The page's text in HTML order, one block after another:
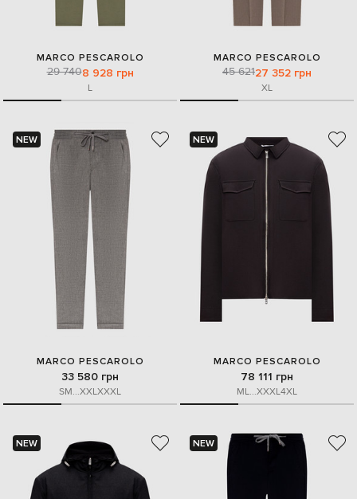
MARCO PESCAROLO
29 7408 928 грн
L
MARCO PESCAROLO
45 62127 352 грн
XL
NEW
MARCO PESCAROLO
33 580 грн
SM...XXLXXXL
NEW
MARCO PESCAROLO
78 111 грн
ML...XXXL4XL
NEW NEW